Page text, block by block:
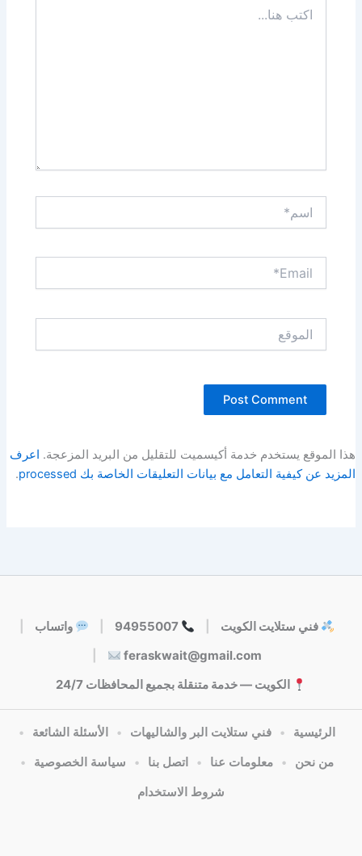
هنا...
هذا الموقع يستخدم خدمة أكيسميت للتقليل من البريد المزعجة. اعرف
المزيد عن كيفية التعامل مع بيانات التعليقات الخاصة بك processed
.
فني ستلايت الكويت 94955007 واتساب
feraskwait@gmail.com
الكويت — خدمة متنقلة بجميع المحافظات 24/7
الرئيسية • فني ستلايت البر والشاليهات • الأسئلة الشائعة •
من نحن • معلومات عنا • اتصل بنا • سياسة الخصوصية •
شروط الاستخدام